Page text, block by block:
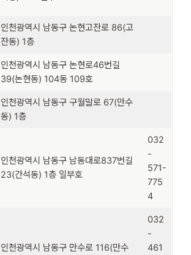
인천광역시 남동구 논현고잔로 86(고
잔동) 1층
인천광역시 남동구 논현로46번길
39(논현동) 104동 109호
인천광역시 남동구 구월말로 67(만수
동) 1층
인천광역시 남동구 남동대로837번길
23(간석동) 1층 일부호
032
-
571-
775
4
인천광역시 남동구 만수로 116(만수
032
-
461